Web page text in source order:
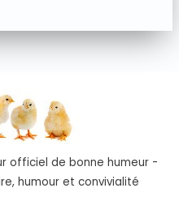
officiel de bonne humeur -
humour et convivialité